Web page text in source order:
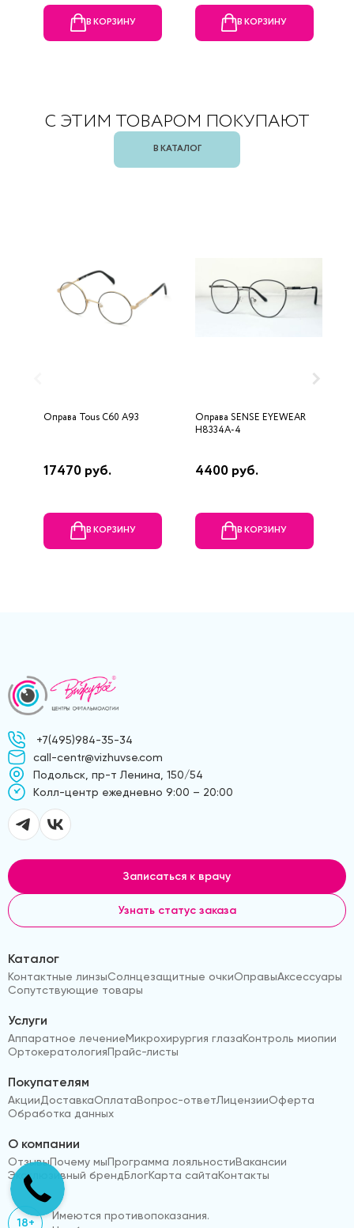
В КОРЗИНУ В КОРЗИНУ
С ЭТИМ ТОВАРОМ ПОКУПАЮТ
В КАТАЛОГ
Оправа Tous C60 A93
17470 руб.
В КОРЗИНУ
Оправа SENSE EYEWEAR
H8334A-4
4400 руб.
В КОРЗИНУ
+7(495)984-35-34
call-centr@vizhuvse.com
Подольск, пр-т Ленина, 150/54
Kолл-центр ежедневно 9:00 – 20:00
Записаться к врачу
Узнать статус заказа
Каталог
Контактные линзыСолнцезащитные очкиОправыАксессуары
Сопутствующие товары
Услуги
Аппаратное лечениеМикрохирургия глазаКонтроль миопии
ОртокератологияПрайс-листы
Покупателям
АкцииДоставкаОплатаВопрос-ответЛицензииОферта
Обработка данных
О компании
ОтзывыПочему мыПрограмма лояльностиВакансии
Эксклюзивный брендБлогКарта сайтаКонтакты
18+
Имеются противопоказания.